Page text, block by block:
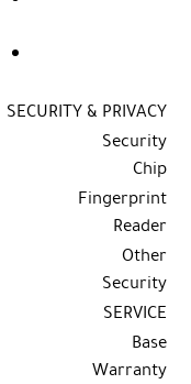
SECURITY & PRIVACY
Security
Chip
Fingerprint
Reader
Other
Security
SERVICE
Base
Warranty